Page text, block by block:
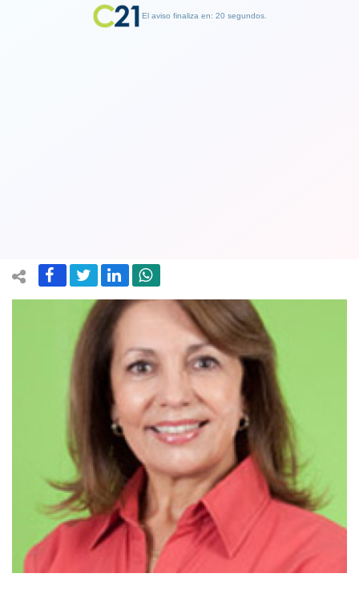
El aviso finaliza en: 19 segundos.